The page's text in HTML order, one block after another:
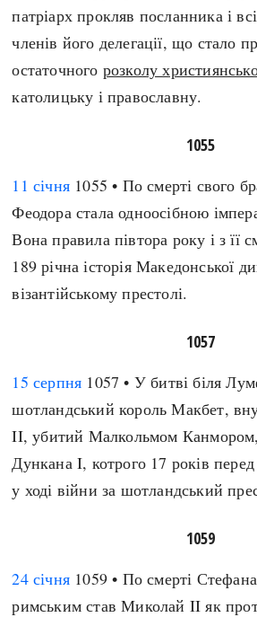
патріарх прокляв посланника і
членів його делегації, що стало
остаточного розколу
католицьку і православну.
1055
11 січня 1055 • По смерті свого
Феодора стала одноосібною
Вона правила півтора року і з її
189 річна історія Македонської
візантійському престолі.
1057
15 серпня 1057 • У битві біля
шотландський король Макбет,
II, убитий Малкольмом
Дункана I, котрого 17 років
у ході війни за шотландський
1059
24 січня 1059 • По смерті
римським став Миколай II як